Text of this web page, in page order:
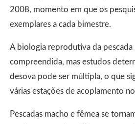
2008, momento em que os
exemplares a cada bimestre.
A biologia reprodutiva da pescada
compreendida, mas estudos
desova pode ser múltipla, o que
várias estações de acoplamento
Pescadas macho e fêmea se